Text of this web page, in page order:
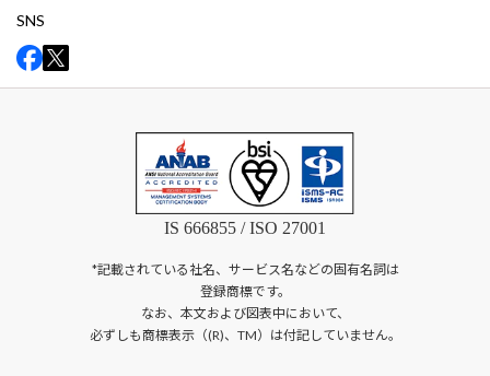
SNS
IS 666855 / ISO 27001
*記載されている社名、サービス名などの固有名詞は
登録商標です。
なお、本文および図表中において、
必ずしも商標表示（(R)、TM）は付記していません。